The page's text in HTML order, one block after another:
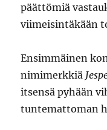
päättömiä
viimeisintäkään
Ensimmäinen
nimimerkkiä
itsensä pyhään
tuntemattoman